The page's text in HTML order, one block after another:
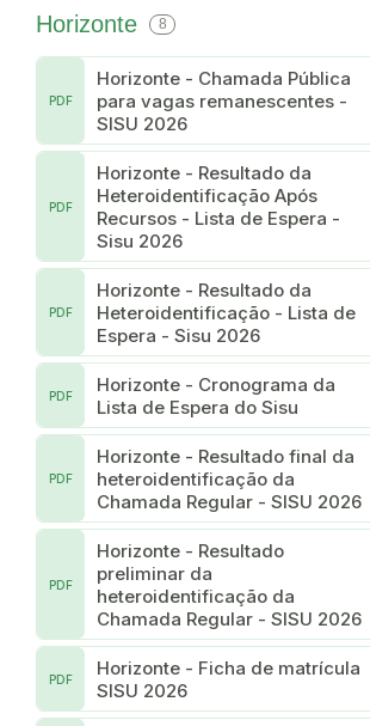
Horizonte 8
Horizonte - Chamada Pública
para vagas remanescentes -
SISU 2026
PDF
Horizonte - Resultado da
Heteroidentificação Após
Recursos - Lista de Espera -
Sisu 2026
PDF
Horizonte - Resultado da
Heteroidentificação - Lista de
Espera - Sisu 2026
PDF
Horizonte - Cronograma da
Lista de Espera do Sisu
PDF
Horizonte - Resultado final da
heteroidentificação da
Chamada Regular - SISU 2026
PDF
Horizonte - Resultado
preliminar da
heteroidentificação da
Chamada Regular - SISU 2026
PDF
Horizonte - Ficha de matrícula
SISU 2026
PDF